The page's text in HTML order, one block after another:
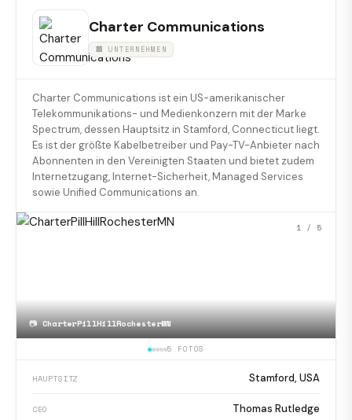
Charter Communications
🏢 UNTERNEHMEN
Charter Communications ist ein US-amerikanischer
Telekommunikations- und Medienkonzern mit der Marke
Spectrum, dessen Hauptsitz in Stamford, Connecticut liegt.
Es ist der größte Kabelbetreiber und Pay-TV-Anbieter nach
Abonnenten in den Vereinigten Staaten und bietet zudem
Internetzugang, Internet-Sicherheit, Managed Services
sowie Unified Communications an.
📷CharterPillHillRochesterMN
1 / 5
5 FOTOS
HAUPTSITZ Stamford, USA
CEO Thomas Rutledge